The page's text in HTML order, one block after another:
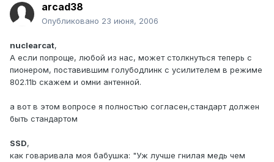
arcad38
Опубликовано 23 июня, 2006
nuclearcat,
А если попроще, любой из нас, может столкнуться теперь с
пионером, поставившим голубодлинк с усилителем в режиме
802.11b скажем и омни антенной.
а вот в этом вопросе я полностью согласен,стандарт должен
быть стандартом
SSD,
как говаривала моя бабушка: "Уж лучше гнилая медь чем